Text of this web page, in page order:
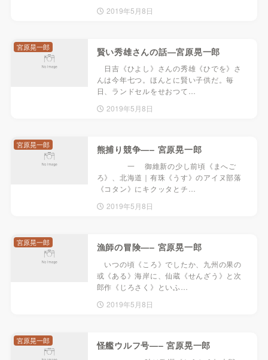
2019年5月8日
賢い秀雄さんの話—宮原晃一郎
日吉《ひよし》さんの秀雄《ひでを》さ
んは今年七つ。ほんとに賢い子供だ。毎
日、ランドセルをせおつて…
2019年5月8日
宮原晃一郎
熊捕り競争—– 宮原晃一郎
一 御維新の少し前頃《まへご
ろ》、北海道｜有珠《うす》のアイヌ部落
《コタン》にキクッタとチ…
2019年5月8日
宮原晃一郎
漁師の冒険—– 宮原晃一郎
いつの頃《ころ》でしたか、九州の果の
或《ある》海岸に、仙蔵《せんざう》と次
郎作《じろさく》といふ…
2019年5月8日
宮原晃一郎
怪艦ウルフ号—– 宮原晃一郎
宮原晃一郎